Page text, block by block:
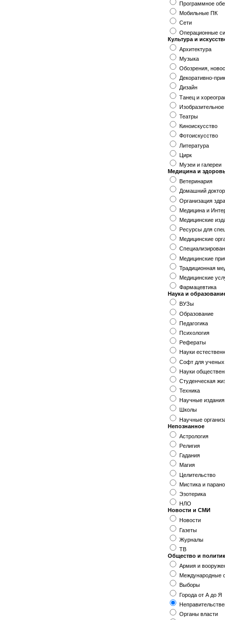
Программное
Мобильные ПК
Сети
Операционные
Культура и
Архитектура
Музыка
Обозрения,
Декоративно-
Дизайн
Танец и
Театры
Киноискусство
Фотоискусство
Литература
Цирк
Музеи и галереи
Медицина и
Ветеринария
Домашний доктор
Организация
Медицина и
Медицинские
Ресурсы для
Медицинские
Медицинские
Традиционная
Медицинские
Фармацевтика
Наука и
ВУЗы
Образование
Педагогика
Психология
Рефераты
Науки
Софт для ученых
Науки
Студенческая
Техника
Научные
Школы
Научные
Непознанное
Астрология
Религия
Гадания
Магия
Целительство
Мистика и
Эзотерика
НЛО
Новости и СМИ
Новости
Газеты
Журналы
ТВ
Общество и
Армия и
Международные
Выборы
Города от А до Я
Органы власти